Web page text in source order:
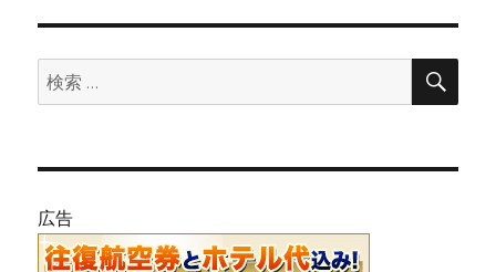
検
索:
検
広告